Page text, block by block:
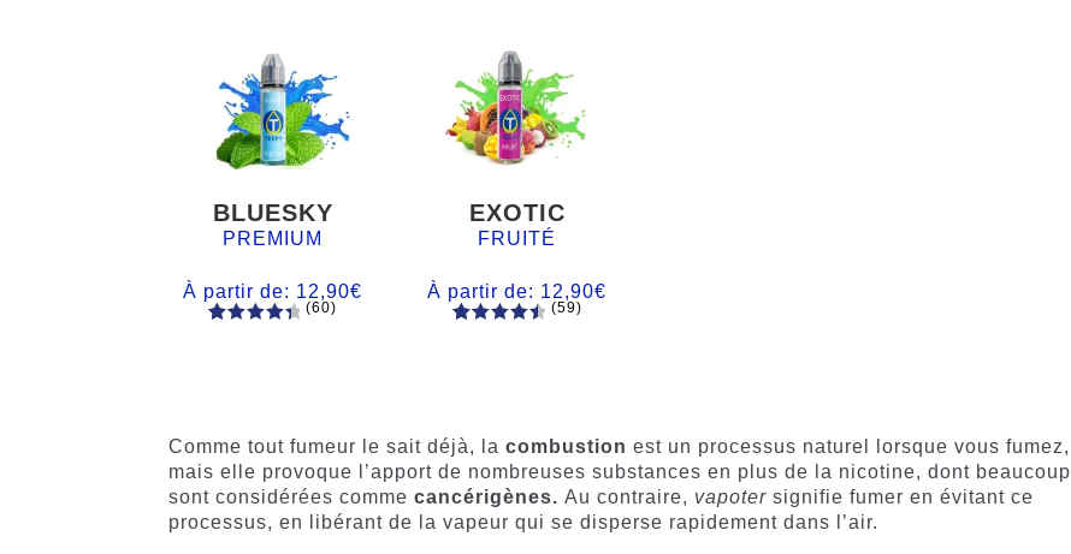
BLUESKY
PREMIUM
À partir de: 12,90€
notations
client
(60)
EXOTIC
FRUITÉ
À partir de: 12,90€
client
(59)
Comme tout fumeur le sait déjà, lacombustion est un processus naturel lorsque vous fumez,
mais elle provoque l’apport de nombreuses substances en plus de la nicotine, dont beaucoup
sont considérées commecancérigènes.Au contraire, vapoter signifie fumer en évitant ce
processus, en libérant de la vapeur qui se disperse rapidement dans l’air.